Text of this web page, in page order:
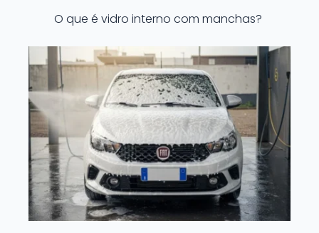
O que é vidro interno com manchas?